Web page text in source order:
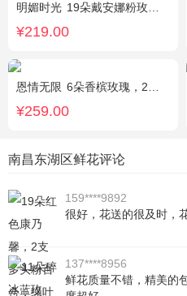
明媚时光 19朵戴安娜粉玫瑰，尤加利丰满间插，粉色满天星点缀
¥219.00
恩情无限 6朵香槟玫瑰，2枝向日葵，蓝色绣球，绿色桔梗、绿叶搭配
¥259.00
南昌东湖区鲜花评论
159****9892
很好，花送的很及时，
137****8956
鲜花质量不错，精美的